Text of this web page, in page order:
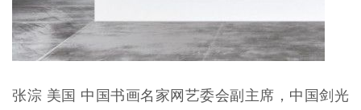
张淙 美国 中国书画名家网艺委会副主席，中国剑光